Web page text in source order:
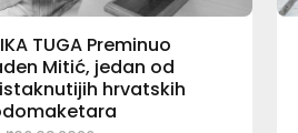
TUGA Preminuo
Mitić, jedan od
hrvatskih